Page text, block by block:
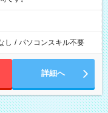
し / パソコンスキル不要
詳細へ